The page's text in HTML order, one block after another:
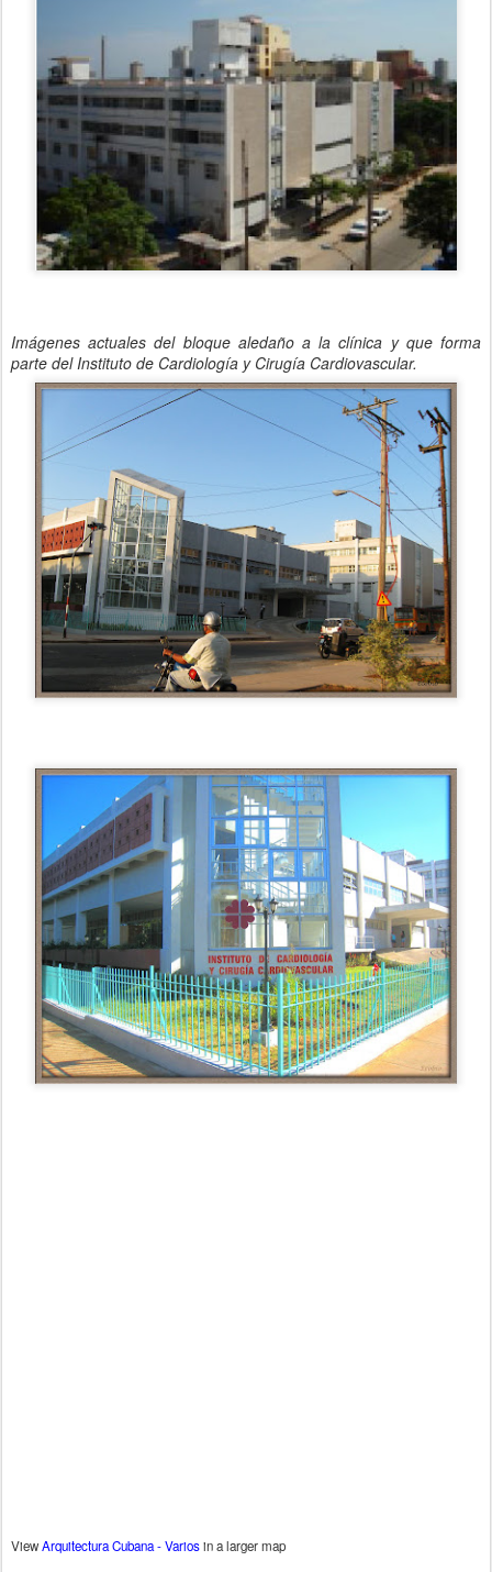
Imágenes actuales del bloque aledaño a la clínica y que forma
parte del Instituto de Cardiología y Cirugía Cardiovascular.
ViewArquitectura Cubana - Variosin a larger map